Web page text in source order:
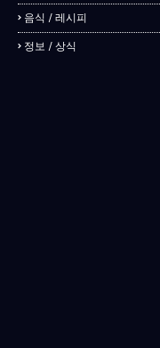
음식 / 레시피
정보 / 상식